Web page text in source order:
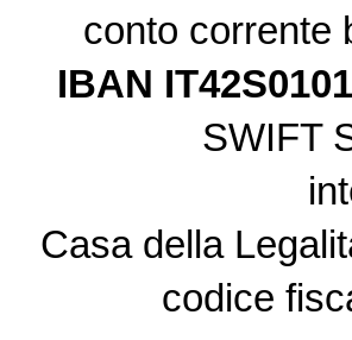
conto corrente
IBAN
SWIFT
Casa della
codice